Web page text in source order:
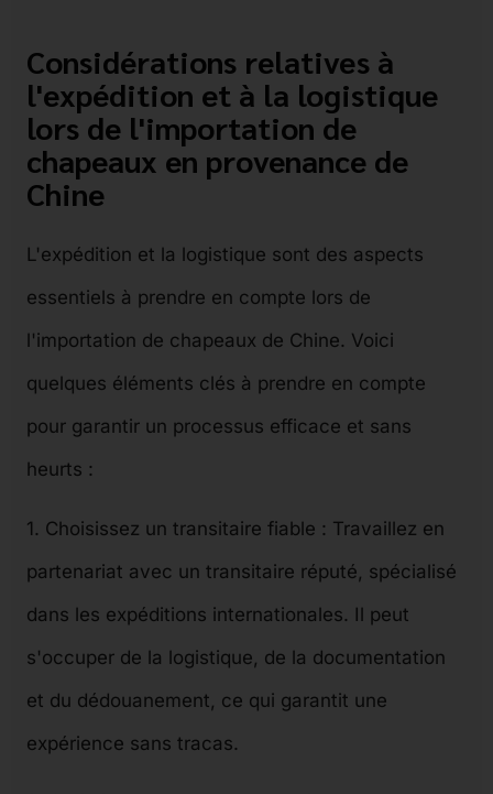
Considérations relatives à
l'expédition et à la logistique
lors de l'importation de
chapeaux en provenance de
Chine
L'expédition et la logistique sont des aspects
essentiels à prendre en compte lors de
l'importation de chapeaux de Chine. Voici
quelques éléments clés à prendre en compte
pour garantir un processus efficace et sans
heurts :
1. Choisissez un transitaire fiable : Travaillez en
partenariat avec un transitaire réputé, spécialisé
dans les expéditions internationales. Il peut
s'occuper de la logistique, de la documentation
et du dédouanement, ce qui garantit une
expérience sans tracas.